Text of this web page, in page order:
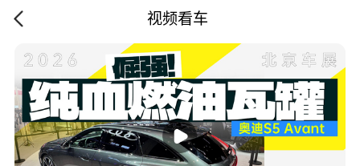
视频看车